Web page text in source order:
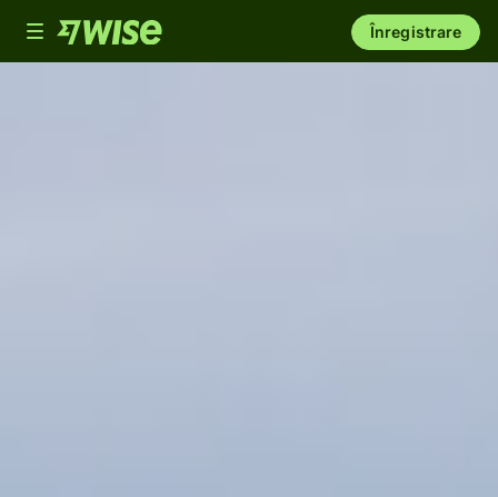
Toggle
navigation
Înregistrare